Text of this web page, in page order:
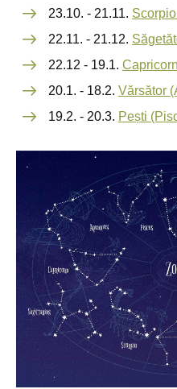
23.10. - 21.11.
22.11. - 21.12.
22.12 - 19.1.
20.1. - 18.2. Vărsător
19.2. - 20.3. Pești